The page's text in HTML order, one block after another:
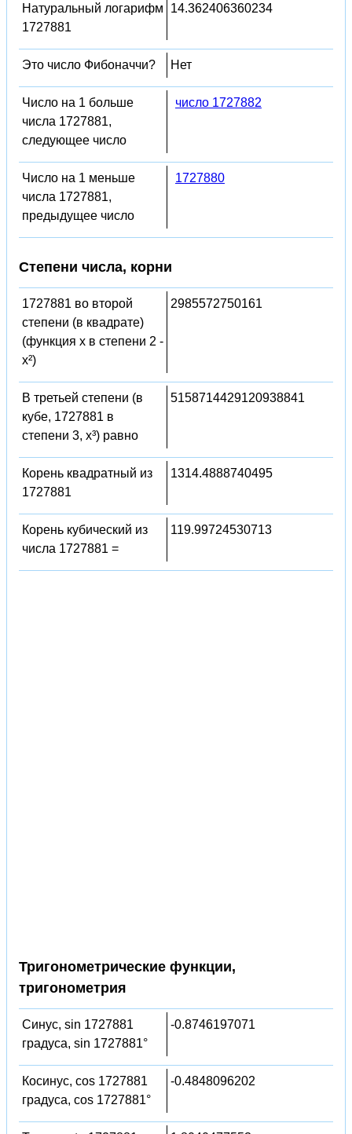
Натуральный логарифм
1727881
14.362406360234
Это число Фибоначчи? Нет
Число на 1 больше
числа 1727881,
следующее число
число 1727882
Число на 1 меньше
числа 1727881,
предыдущее число
1727880
Степени числа, корни
1727881 во второй
степени (в квадрате)
(функция x в степени 2 -
x²)
2985572750161
В третьей степени (в
кубе, 1727881 в
степени 3, x³) равно
5158714429120938841
Корень квадратный из
1727881
1314.4888740495
Корень кубический из
числа 1727881 =
119.99724530713
Тригонометрические функции,
тригонометрия
Синус, sin 1727881
градуса, sin 1727881°
-0.8746197071
Косинус, cos 1727881
градуса, cos 1727881°
-0.4848096202